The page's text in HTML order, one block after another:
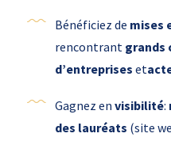
Bénéficiez de mises
rencontrant grands
d’entreprises et
Gagnez en visibilité:
des lauréats (site